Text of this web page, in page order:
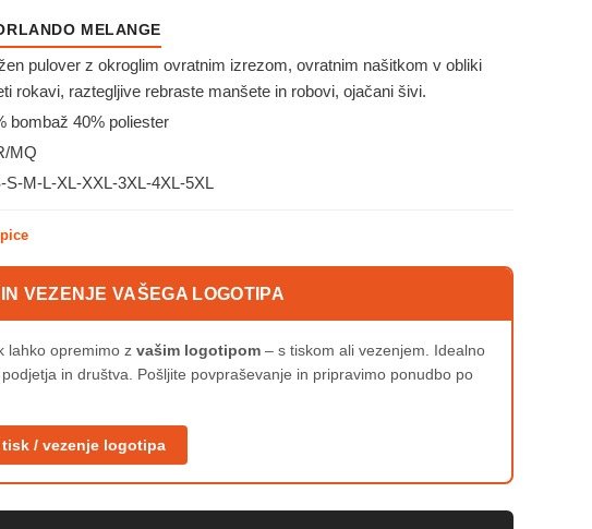
MELANGE
pulover z okroglim ovratnim izrezom, ovratnim našitkom v obliki
rokavi, raztegljive rebraste manšete in robovi, ojačani šivi.
bombaž 40% poliester
MQ
M-L-XL-XXL-3XL-4XL-5XL
VEZENJE VAŠEGA LOGOTIPA
lahko opremimo z vašim logotipom – s tiskom ali vezenjem. Idealno
in društva. Pošljite povpraševanje in pripravimo ponudbo po
tisk / vezenje logotipa